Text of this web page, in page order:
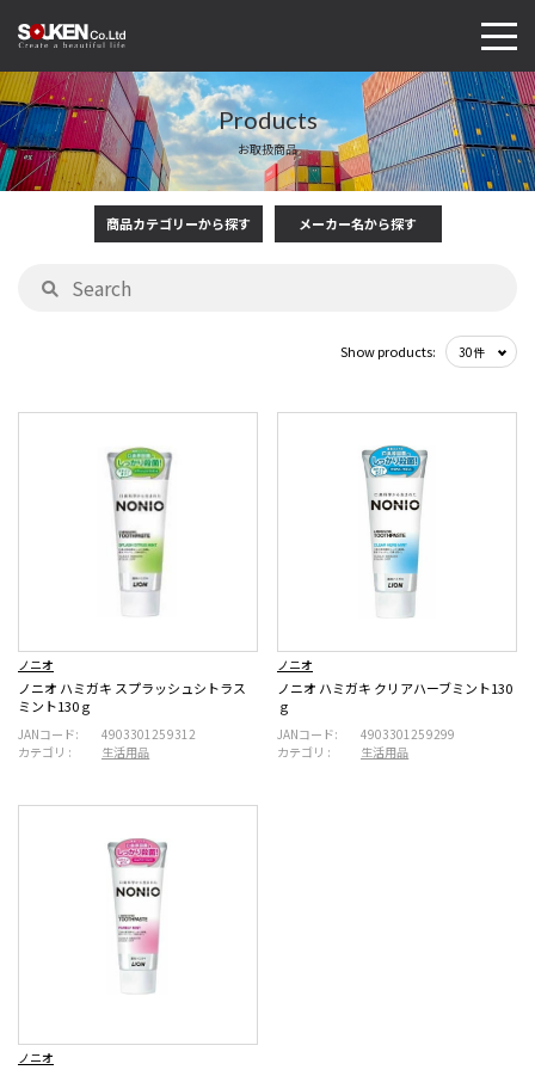
Products
お取扱商品
商品カテゴリーから探す メーカー名から探す
Show products:
ノニオ
ノニオ ハミガキ スプラッシュシトラス
ミント130ｇ
JANコード:
4903301259312
カテゴリ :
生活用品
ノニオ
ノニオ ハミガキ クリアハーブミント130
ｇ
JANコード:
4903301259299
カテゴリ :
生活用品
ノニオ